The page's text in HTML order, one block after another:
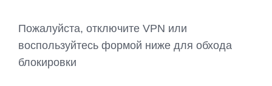
Пожалуйста, отключите VPN или
воспользуйтесь формой ниже для обхода
блокировки